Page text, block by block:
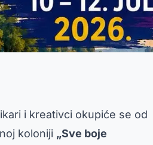
i kreativci okupiće se od
koloniji „Sve boje